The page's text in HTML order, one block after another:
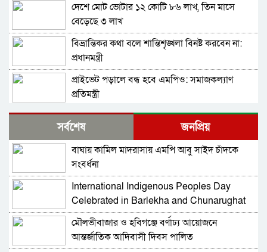
দেশে মোট ভোটার ১২ কোটি ৮৬ লাখ, তিন মাসে
বেড়েছে ৩ লাখ
বিভ্রান্তিকর কথা বলে শান্তিশৃঙ্খলা বিনষ্ট করবেন না:
প্রধানমন্ত্রী
প্রাইভেট পড়ালে বন্ধ হবে এমপিও: সমাজকল্যাণ
প্রতিমন্ত্রী
ড্যাবের প্রতিষ্ঠাবার্ষিকীতে চিকিৎসক সমাবেশের
উদ্বোধন করলেন প্রধানমন্ত্রী
দেশের ২৩তম রাষ্ট্রপতি কে হচ্ছেন? আলোচনায় আছেন
কারা?
জাতীয় সংসদের বিশেষ অধিবেশন ডাকা হচ্ছে
বগুড়ায় ও সিলেটে দুই ঘণ্টার ব্যবধানে সড়ক দুর্ঘটনায়
শিশুসহ প্রাণ গেল ১৫ জনের
সর্বশেষ জনপ্রিয়
বাঘায় কামিল মাদরাসায় এমপি আবু সাইদ চাঁদকে
সংবর্ধনা
International Indigenous Peoples Day
Celebrated in Barlekha and Chunarughat
মৌলভীবাজার ও হবিগঞ্জে বর্ণাঢ্য আয়োজনে
আন্তর্জাতিক আদিবাসী দিবস পালিত